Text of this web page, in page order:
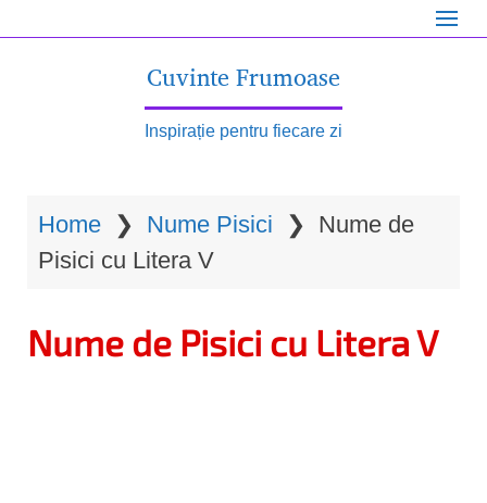
Cuvinte Frumoase
Inspirație pentru fiecare zi
Home ❯ Nume Pisici ❯ Nume de
Pisici cu Litera V
Nume de Pisici cu Litera V